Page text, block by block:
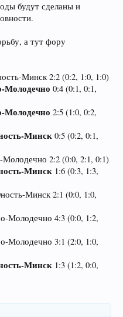
будут сделаны и
а тут фору
Минск 2:2 (0:2, 1:0, 1:0)
Молодечно 0:4 (0:1, 0:1,
Молодечно 2:5 (1:0, 0:2,
Минск 0:5 (0:2, 0:1,
2:2 (0:0, 2:1, 0:1)
Минск 1:6 (0:3, 1:3,
Минск 2:1 (0:0, 1:0,
Молодечно 4:3 (0:0, 1:2,
Молодечно 3:1 (2:0, 1:0,
Минск 1:3 (1:2, 0:0,